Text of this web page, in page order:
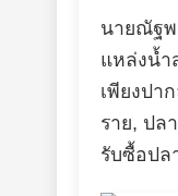
นายณัฐพ
แหล่งน้ำ
เพียงปา
ราย, ปล
รับซื้อปล